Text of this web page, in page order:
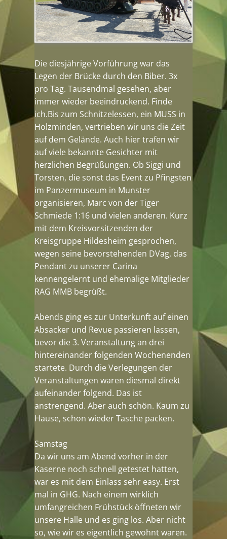
Die diesjährige Vorführung war das
Legen der Brücke durch den Biber. 3x
pro Tag. Tausendmal gesehen, aber
immer wieder beeindruckend. Finde
ich.Bis zum Schnitzelessen, ein MUSS in
Holzminden, vertrieben wir uns die Zeit
auf dem Gelände. Auch hier trafen wir
auf viele bekannte Gesichter mit
herzlichen Begrüßungen. Ob Siggi und
Torsten, die sonst das Event zu Pfingsten
im Panzermuseum in Munster
organisieren, Marc von der Tiger
Schmiede 1:16 und vielen anderen. Kurz
mit dem Kreisvorsitzenden der
Kreisgruppe Hildesheim gesprochen,
wegen seine bevorstehenden DVag, das
Pendant zu unserer Carina
kennengelernt und ehemalige Mitglieder
RAG MMB begrüßt.
Abends ging es zur Unterkunft auf einen
Absacker und Revue passieren lassen,
bevor die 3. Veranstaltung an drei
hintereinander folgenden Wochenenden
startete. Durch die Verlegungen der
Veranstaltungen waren diesmal direkt
aufeinander folgend. Das ist
anstrengend. Aber auch schön. Kaum zu
Hause, schon wieder Tasche packen.
Samstag
Da wir uns am Abend vorher in der
Kaserne noch schnell getestet hatten,
war es mit dem Einlass sehr easy. Erst
mal in GHG. Nach einem wirklich
umfangreichen Frühstück öffneten wir
unsere Halle und es ging los. Aber nicht
so, wie wir es eigentlich gewohnt waren.